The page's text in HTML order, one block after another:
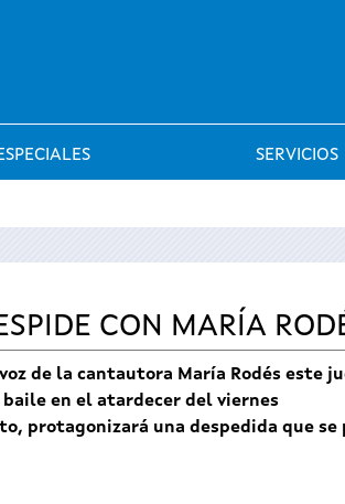
SERVICIOS
CON MARÍA
de la cantautora María Rodés este
en el atardecer del viernes
protagonizará una despedida que